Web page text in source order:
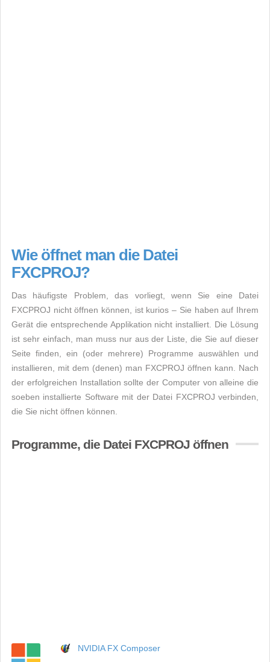
Wie öffnet man die Datei
FXCPROJ?
Das häufigste Problem, das vorliegt, wenn Sie eine Datei
FXCPROJ nicht öffnen können, ist kurios – Sie haben auf Ihrem
Gerät die entsprechende Applikation nicht installiert. Die Lösung
ist sehr einfach, man muss nur aus der Liste, die Sie auf dieser
Seite finden, ein (oder mehrere) Programme auswählen und
installieren, mit dem (denen) man FXCPROJ öffnen kann. Nach
der erfolgreichen Installation sollte der Computer von alleine die
soeben installierte Software mit der Datei FXCPROJ verbinden,
die Sie nicht öffnen können.
Programme, die Datei FXCPROJ öffnen
NVIDIA FX Composer